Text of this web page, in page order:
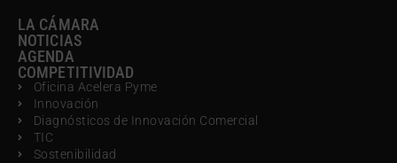
LA CÁMARA
NOTICIAS
AGENDA
COMPETITIVIDAD
Oficina Acelera Pyme
Innovación
Diagnósticos de Innovación Comercial
TIC
Sostenibilidad